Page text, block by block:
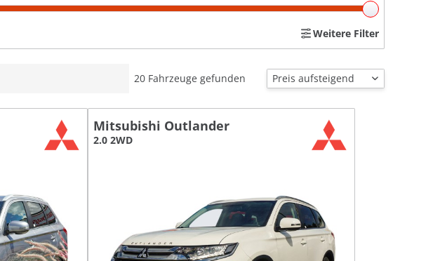
Weitere Filter
20 Fahrzeuge gefunden
Mitsubishi Outlander
2.0 2WD